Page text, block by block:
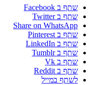
שתף ב Facebook
שתף ב Twitter
Share on WhatsApp
שתף ב Pinterest
שתף ב LinkedIn
שתף ב Tumblr
שתף ב Vk
שתף ב Reddit
לשתף במייל